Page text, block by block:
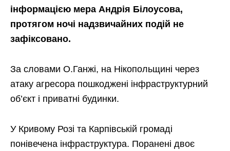
інформацією мера Андрія Білоусова,
протягом ночі надзвичайних подій не
зафіксовано.
За словами О.Ганжі, на Нікопольщині через
атаку агресора пошкоджені інфраструктурний
об’єкт і приватні будинки.
У Кривому Розі та Карпівській громаді
понівечена інфраструктура. Поранені двоє